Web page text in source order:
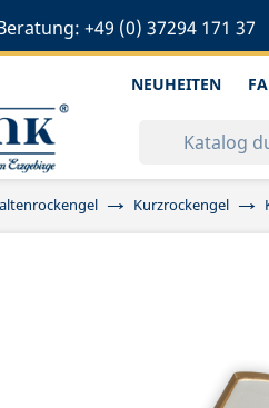
+49 (0) 37294 171 37
NEUHEITEN
Kurzrockengel